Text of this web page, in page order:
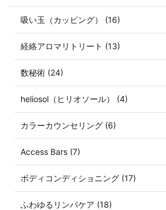
吸い玉（カッピング） (16)
経絡アロマリトリート (13)
数秘術 (24)
heliosol（ヒリオソール） (4)
カラーカウンセリング (6)
Access Bars (7)
ボディコンディショニング (17)
ふわゆるリンパケア (18)